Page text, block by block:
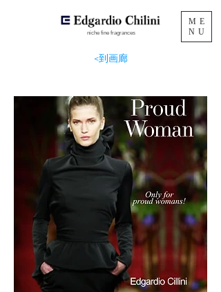
ME
NU
niche fine fragrances
<到画廊